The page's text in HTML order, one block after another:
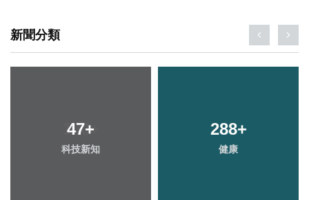
新聞分類
47+
科技新知
288+
健康